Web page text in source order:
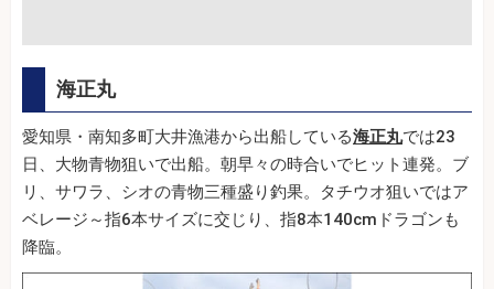
海正丸
愛知県・南知多町大井漁港から出船している海正丸では23
日、大物青物狙いで出船。朝早々の時合いでヒット連発。ブ
リ、サワラ、シオの青物三種盛り釣果。タチウオ狙いではア
ベレージ～指6本サイズに交じり、指8本140cmドラゴンも
降臨。